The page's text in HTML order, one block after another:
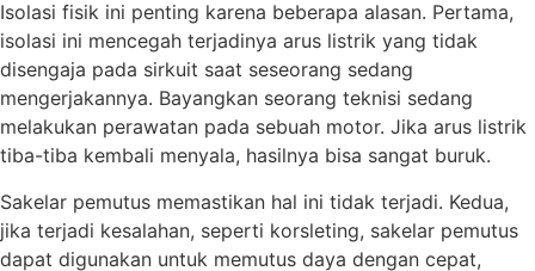
Isolasi fisik ini penting karena beberapa alasan. Pertama,
isolasi ini mencegah terjadinya arus listrik yang tidak
disengaja pada sirkuit saat seseorang sedang
mengerjakannya. Bayangkan seorang teknisi sedang
melakukan perawatan pada sebuah motor. Jika arus listrik
tiba-tiba kembali menyala, hasilnya bisa sangat buruk.
Sakelar pemutus memastikan hal ini tidak terjadi. Kedua,
jika terjadi kesalahan, seperti korsleting, sakelar pemutus
dapat digunakan untuk memutus daya dengan cepat,